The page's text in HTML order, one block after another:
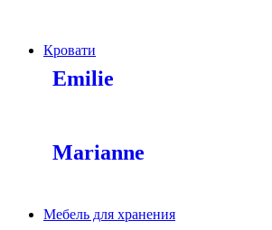
Кровати
Emilie
Marianne
Мебель для хранения